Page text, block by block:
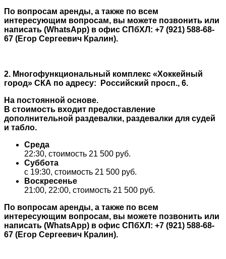
По вопросам аренды, а также по всем
интересующим вопросам, вы можете позвонить или
написать (WhatsApp) в офис СПбХЛ: +7 (921) 588-68-
67 (Егор Сергеевич Кралин).
2. Многофункциональный комплекс «Хоккейный
город» СКА по адресу: Российский просп., 6.
На постоянной основе.
В стоимость входит предоставление
дополнительной раздевалки, раздевалки для судей
и табло.
Среда
22:30, стоимость 21 500 руб.
Суббота
с 19:30, стоимость 21 500 руб.
Воскресенье
21:00, 22:00, стоимость 21 500 руб.
По вопросам аренды, а также по всем
интересующим вопросам, вы можете позвонить или
написать (WhatsApp) в офис СПбХЛ: +7 (921) 588-68-
67 (Егор Сергеевич Кралин).